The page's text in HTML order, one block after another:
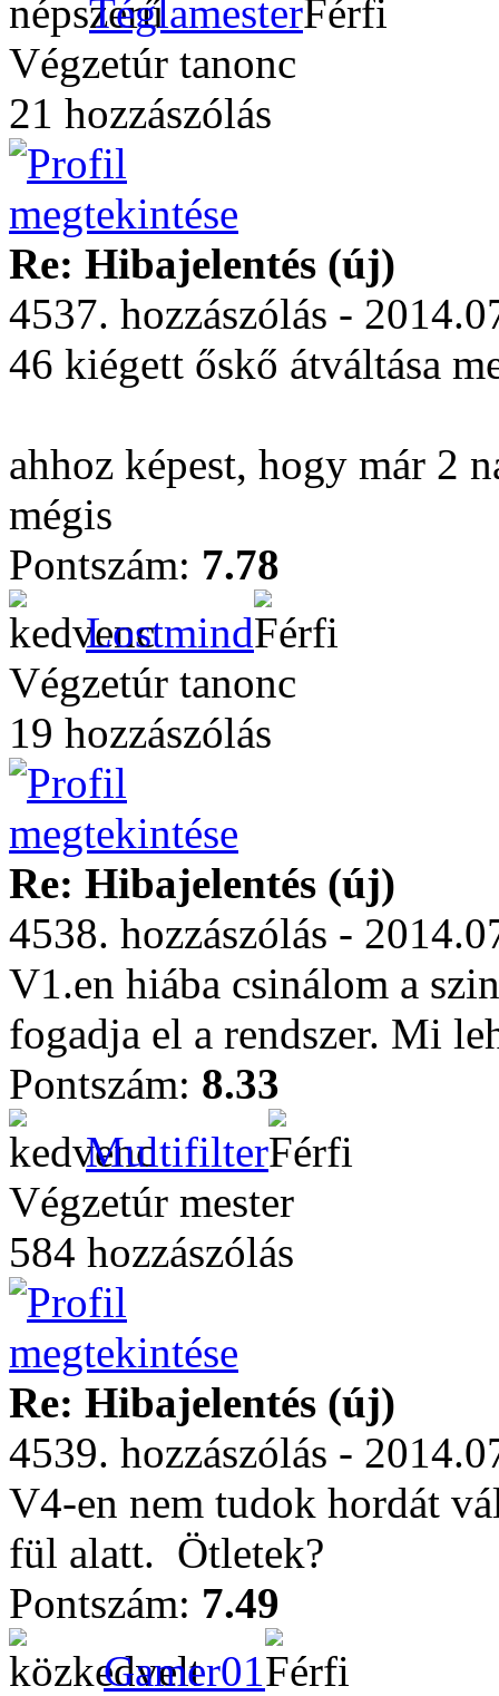
Téglamester
Végzetúr tanonc
21 hozzászólás
Re: Hibajelentés (új)
4537. hozzászólás -
46 kiégett őskő átváltása
ahhoz képest, hogy már 2
mégis
Pontszám: 7.78
Lostmind
Végzetúr tanonc
19 hozzászólás
Re: Hibajelentés (új)
4538. hozzászólás -
V1.en hiába csinálom a
fogadja el a rendszer. Mi
Pontszám: 8.33
Multifilter
Végzetúr mester
584 hozzászólás
Re: Hibajelentés (új)
4539. hozzászólás -
V4-en nem tudok hordát
fül alatt. Ötletek?
Pontszám: 7.49
Gamer01